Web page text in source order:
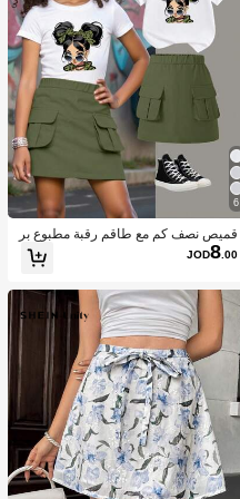
6
قميص نصف كم مع طاقم رقبة مطبوع بر
سمة فتاة بسيطة ولطيفة مع تنورة كارك
JOD8.00